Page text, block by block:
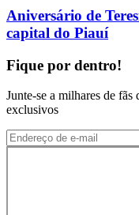
Aniversário de
capital do Piauí
Fique por dentro!
Junte-se a milhares de fãs
exclusivos